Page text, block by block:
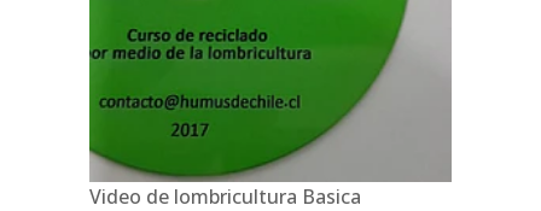
Video de lombricultura Basica